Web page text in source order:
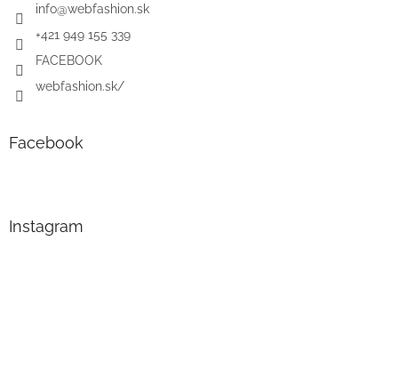
info@webfashion.sk
+421 949 155 339
FACEBOOK
webfashion.sk/
Facebook
Instagram